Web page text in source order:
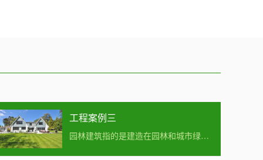
工程案例三
园林建筑指的是建造在园林和城市绿化地段内供人们游憩或观赏用的建筑物，常见的有亭、···